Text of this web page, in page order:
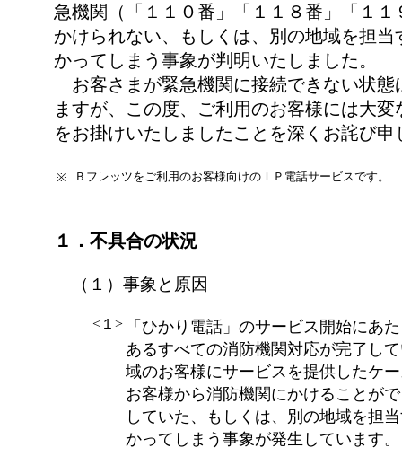
急機関（「１１０番」「１１８番」「１１
かけられない、もしくは、別の地域を担当
かってしまう事象が判明いたしました。
お客さまが緊急機関に接続できない状態
ますが、この度、ご利用のお客様には大
をお掛けいたしましたことを深くお詫び申
※ Ｂフレッツをご利用のお客様向けのＩＰ電話サービスです。
１．不具合の状況
（１）事象と原因
<１>
「ひかり電話」のサービス開始にあ
あるすべての消防機関対応が完了し
域のお客様にサービスを提供したケ
お客様から消防機関にかけることが
していた、もしくは、別の地域を担
かってしまう事象が発生しています。